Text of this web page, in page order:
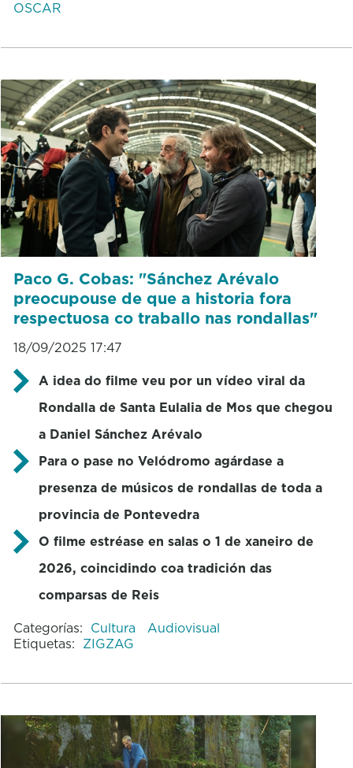
OSCAR
Paco G. Cobas: "Sánchez Arévalo
preocupouse de que a historia fora
respectuosa co traballo nas rondallas"
18/09/2025 17:47
A idea do filme veu por un vídeo viral da
Rondalla de Santa Eulalia de Mos que chegou
a Daniel Sánchez Arévalo
Para o pase no Velódromo agárdase a
presenza de músicos de rondallas de toda a
provincia de Pontevedra
O filme estréase en salas o 1 de xaneiro de
2026, coincidindo coa tradición das
comparsas de Reis
Categorías: Cultura
Audiovisual
Etiquetas: ZIGZAG